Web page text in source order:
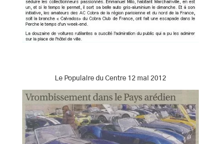
Le Populaire du Centre 12 mai 2012